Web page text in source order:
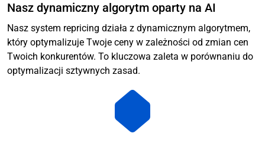
Nasz dynamiczny algorytm oparty na AI
Nasz system repricing działa z dynamicznym algorytmem,
który optymalizuje Twoje ceny w zależności od zmian cen
Twoich konkurentów. To kluczowa zaleta w porównaniu do
optymalizacji sztywnych zasad.